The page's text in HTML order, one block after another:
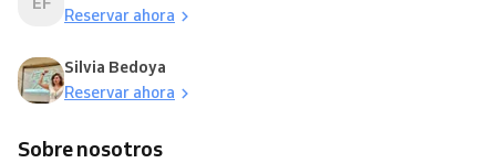
Reservar ahora
Silvia Bedoya
Reservar ahora
Sobre nosotros